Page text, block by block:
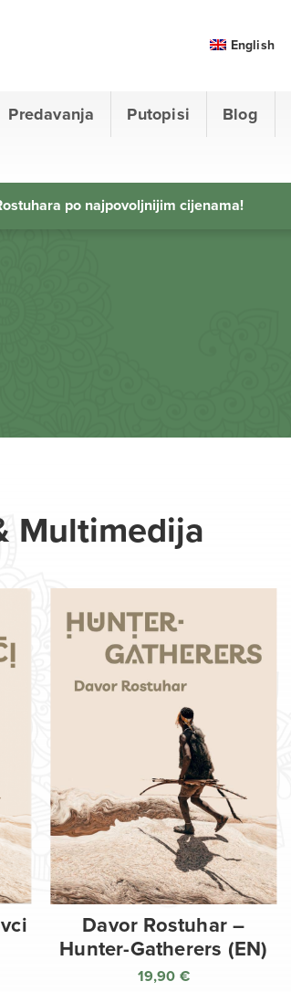
Predavanja Putopisi Blog
English
po najpovoljnijim cijenama!
Multimedija
Davor Rostuhar –
Hunter-Gatherers (EN)
19,90 €